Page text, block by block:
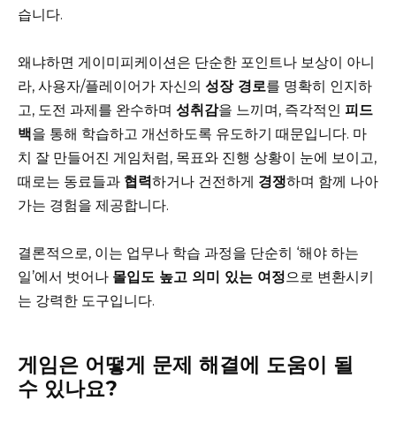
습니다.
왜냐하면 게이미피케이션은 단순한 포인트나 보상이 아니
라, 사용자/플레이어가 자신의 성장 경로를 명확히 인지하
고, 도전 과제를 완수하며 성취감을 느끼며, 즉각적인 피드
백을 통해 학습하고 개선하도록 유도하기 때문입니다. 마
치 잘 만들어진 게임처럼, 목표와 진행 상황이 눈에 보이고,
때로는 동료들과 협력하거나 건전하게 경쟁하며 함께 나아
가는 경험을 제공합니다.
결론적으로, 이는 업무나 학습 과정을 단순히 ‘해야 하는
일’에서 벗어나 몰입도 높고 의미 있는 여정으로 변환시키
는 강력한 도구입니다.
게임은 어떻게 문제 해결에 도움이 될
수 있나요?